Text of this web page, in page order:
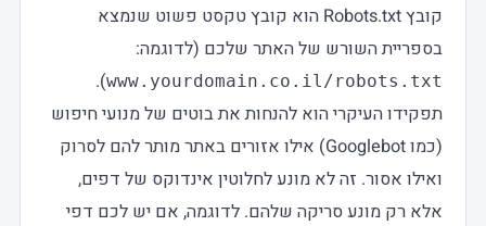
קובץ Robots.txt הוא קובץ טקסט פשוט שנמצא
בספריית השורש של האתר שלכם (לדוגמה:
www.yourdomain.co.il/robots.txt
).
תפקידו העיקרי הוא להנחות את בוטים של מנועי חיפוש
(כמו Googlebot) אילו אזורים באתר מותר להם לסרוק
ואילו אסור. זה לא מונע לחלוטין אינדוקס של דפים,
אלא רק מונע סריקה שלהם. לדוגמה, אם יש לכם דפי